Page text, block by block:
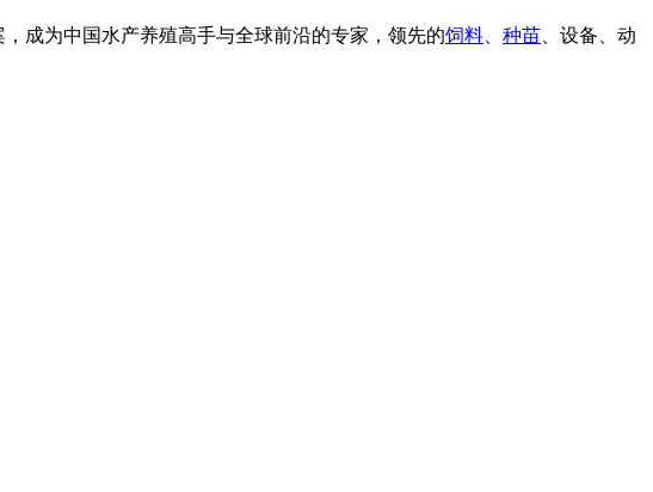
成为中国水产养殖高手与全球前沿的专家，领先的饲料 种苗 、设备、动